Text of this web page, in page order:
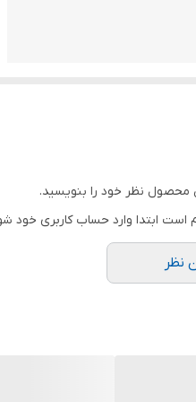
محصول نظر خود را بنویسید.
است ابتدا وارد حساب کاربری خود
نظر